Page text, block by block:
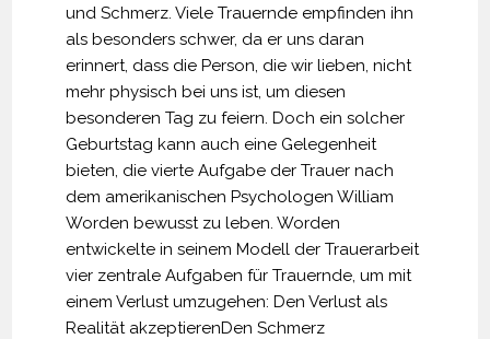
und Schmerz. Viele Trauernde empfinden ihn
als besonders schwer, da er uns daran
erinnert, dass die Person, die wir lieben, nicht
mehr physisch bei uns ist, um diesen
besonderen Tag zu feiern. Doch ein solcher
Geburtstag kann auch eine Gelegenheit
bieten, die vierte Aufgabe der Trauer nach
dem amerikanischen Psychologen William
Worden bewusst zu leben. Worden
entwickelte in seinem Modell der Trauerarbeit
vier zentrale Aufgaben für Trauernde, um mit
einem Verlust umzugehen: Den Verlust als
Realität akzeptierenDen Schmerz